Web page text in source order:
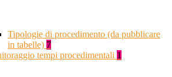
Tipologie di procedimento (da pubblicare
in tabelle) 7
tempi procedimentali 1